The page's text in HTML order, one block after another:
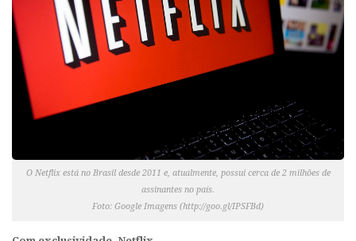
O Netflix está no Brasil desde 2011 e, atualmente, possui cerca de 2 milhões de
assinantes no país.
Foto: Google Imagens (http://goo.gl/IPSFBd)